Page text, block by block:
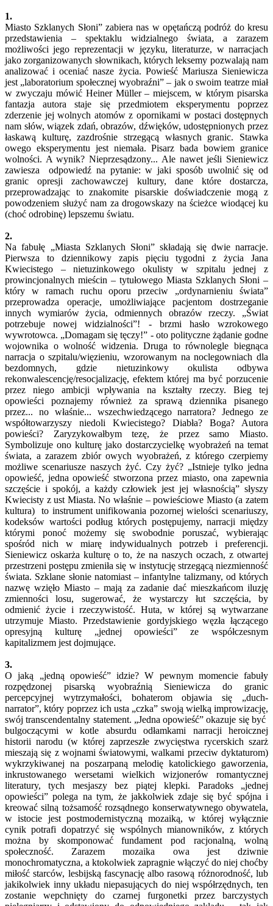
1.
Miasto Szklanych Słoni” zabiera nas w opętańczą podróż do kresu
przedstawienia – spektaklu widzialnego świata, a zarazem
możliwości jego reprezentacji w języku, literaturze, w narracjach
jako zorganizowanych słownikach, których leksemy pozwalają nam
analizować i oceniać nasze życia. Powieść Mariusza Sieniewicza
jest „laboratorium społecznej wyobraźni” – jak o swoim teatrze miał
w zwyczaju mówić Heiner Müller – miejscem, w którym pisarska
fantazja autora staje się przedmiotem eksperymentu poprzez
zderzenie jej wolnych atomów z opornikami w postaci dostępnych
nam słów, wiązek zdań, obrazów, dźwięków, udostępnionych przez
łaskawą kulturę, zazdrośnie strzegącą własnych granic. Stawka
owego eksperymentu jest niemała. Pisarz bada bowiem granice
wolności. A wynik? Nieprzesądzony... Ale nawet jeśli Sieniewicz
zawiesza odpowiedź na pytanie: w jaki sposób uwolnić się od
granic opresji zachowawczej kultury, dane które dostarcza,
przeprowadzając to znakomite pisarskie doświadczenie mogą z
powodzeniem służyć nam za drogowskazy na ścieżce wiodącej ku
(choć odrobinę) lepszemu światu.
2.
Na fabułę „Miasta Szklanych Słoni” składają się dwie narracje.
Pierwsza to dziennikowy zapis pięciu tygodni z życia Jana
Kwiecistego – nietuzinkowego okulisty w szpitalu jednej z
prowincjonalnych mieścin – tytułowego Miasta Szklanych Słoni –
który w ramach ruchu oporu przeciw „ordynarnieniu świata”
przeprowadza operacje, umożliwiające pacjentom dostrzeganie
innych wymiarów życia, odmiennych obrazów rzeczy. „Świat
potrzebuje nowej widzialności”! - brzmi hasło wzrokowego
wywrotowca. „Domagam się tęczy!” - oto polityczne żądanie godne
wojownika o wolność widzenia. Druga to równolegle biegnąca
narracja o szpitalu/więzieniu, wzorowanym na noclegowniach dla
bezdomnych, gdzie nietuzinkowy okulista odbywa
rekonwalescencję/resocjalizację, efektem której ma być porzucenie
przez niego ambicji wpływania na kształty rzeczy. Bieg tej
opowieści poznajemy również za sprawą dziennika pisanego
przez... no właśnie... wszechwiedzącego narratora? Jednego ze
współtowarzyszy niedoli Kwiecistego? Diabła? Boga? Autora
powieści? Zaryzykowałbym tezę, że przez samo Miasto.
Symbolizuje ono kulturę jako dostarczycielkę wyobrażeń na temat
świata, a zarazem zbiór owych wyobrażeń, z którego czerpiemy
możliwe scenariusze naszych żyć. Czy żyć? „Istnieje tylko jedna
opowieść, jedna opowieść stworzona przez miasto, ona zapewnia
szczęście i spokój, a każdy człowiek jest jej własnością” słyszy
Kwiecisty z ust Miasta. No właśnie – powieściowe Miasto (a zatem
kultura) to instrument unifikowania pozornej wielości scenariuszy,
kodeksów wartości podług których postępujemy, narracji między
którymi ponoć możemy się swobodnie poruszać, wybierając
spośród nich w miarę indywidualnych potrzeb i preferencji.
Sieniewicz oskarża kulturę o to, że na naszych oczach, z otwartej
przestrzeni postępu zmieniła się w instytucję strzegącą niezmienność
świata. Szklane słonie natomiast – infantylne talizmany, od których
nazwę wzięło Miasto – mają za zadanie dać mieszkańcom iluzję
zmienności losu, sugerować, że wystarczy łut szczęścia, by
odmienić życie i rzeczywistość. Huta, w której są wytwarzane
utrzymuje Miasto. Przedstawienie gordyjskiego węzła łączącego
opresyjną kulturę „jednej opowieści” ze współczesnym
kapitalizmem jest dojmujące.
3.
O jaką „jedną opowieść” idzie? W pewnym momencie fabuły
rozpędzonej pisarską wyobraźnią Sieniewicza do granic
percepcyjnej wytrzymałości, bohaterom objawia się „duch-
narrator”, który poprzez ich usta „czka” swoją wielką improwizację,
swój transcendentalny statement. „Jedna opowieść” okazuje się być
bulgoczącymi w kotle absurdu odłamkami narracji heroicznej
historii narodu (w której zaprzeszłe zwycięstwa rycerskich szarż
mieszają się z wojnami światowymi, walkami przeciw dyktaturom)
wykrzykiwanej na poszarpaną melodię katolickiego gaworzenia,
inkrustowanego wersetami wielkich wizjonerów romantycznej
literatury, tych mesjaszy bez piątej klepki. Paradoks „jednej
opowieści” polega na tym, że jakkolwiek zdaje się być spójna i
kreować silną tożsamość rozsądnego konserwatywnego obywatela,
w istocie jest postmodernistyczną mozaiką, w której wyłącznie
cynik potrafi dopatrzyć się wspólnych mianowników, z których
można by skomponować fundament pod racjonalną, wolną
społeczność. Zarazem mozaika owa jest dziwnie
monochromatyczna, a ktokolwiek zapragnie włączyć do niej choćby
miłość starców, lesbijską fascynację albo rasową różnorodność, lub
jakikolwiek inny układu niepasujących do niej współrzędnych, ten
zostanie wepchnięty do czarnej furgonetki przez barczystych